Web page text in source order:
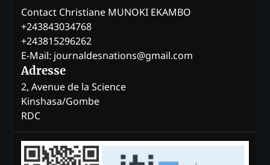
Contact Christiane MUNOKI EKAMBO
+243843034768
+243815296262
E-Mail: journaldesnations@gmail.com
Adresse
2, Avenue de la Science
Kinshasa/Gombe
RDC